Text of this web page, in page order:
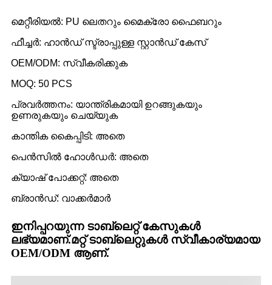
മെറ്റീരിയൽ: PU ലെതറും മൈക്രോ ഫൈബറും
ഫീച്ചർ: ഹാൻഡ് സ്ട്രാപ്പുള്ള സ്റ്റാൻഡ് കേസ്
OEM/ODM: സ്വീകരിക്കുക
MOQ: 50 PCS
പ്രവർത്തനം: യാന്ത്രികമായി ഉറങ്ങുകയും
ഉണരുകയും ചെയ്യുക
കാന്തിക കൈപ്പിടി: അതെ
പെൻസിൽ ഹോൾഡർ: അതെ
ക്യാഷ് പോക്കറ്റ്: അതെ
ബ്രാൻഡ്: വാക്കർമാർ
ഇനിപ്പറയുന്ന ടാബ്‌ലെറ്റ് കേസുകൾ
ലഭ്യമാണ്.മറ്റ് ടാബ്‌ലെറ്റുകൾ സ്വീകാര്യമായ
OEM/ODM ആണ്.